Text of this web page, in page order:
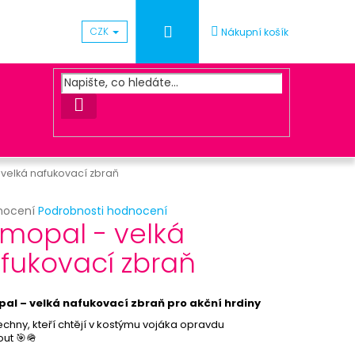
CZK PřihlášeníNákupní košík
HLEDAT
nafukovací zbraň
Podrobnosti hodnocení
- velká
zbraň
– velká nafukovací zbraň pro akční hrdiny
kteří chtějí v kostýmu vojáka opravdu
🎯🪖
VĚNEC MULTICOLOR